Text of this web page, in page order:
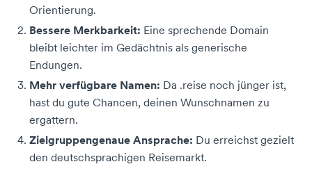
Orientierung.
Bessere Merkbarkeit: Eine sprechende Domain
bleibt leichter im Gedächtnis als generische
Endungen.
Mehr verfügbare Namen: Da .reise noch jünger ist,
hast du gute Chancen, deinen Wunschnamen zu
ergattern.
Zielgruppengenaue Ansprache: Du erreichst gezielt
den deutschsprachigen Reisemarkt.